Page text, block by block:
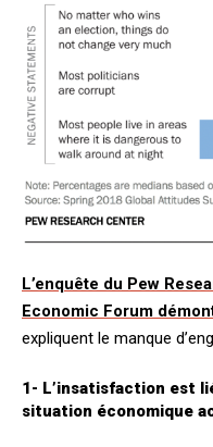
L’enquête du Pew
Economic Forum
expliquent le manque
1- L’insatisfaction est
situation économique